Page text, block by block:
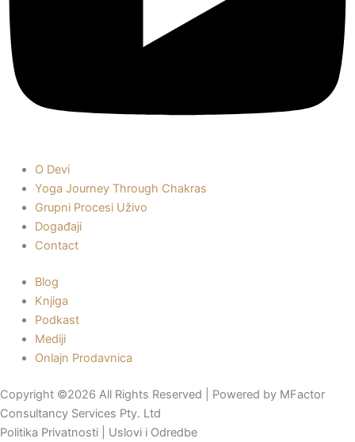
O Devi
Yoga Journey Through Chakras
Grupni Procesi Uživo
Događaji
Contact
Blog
Knjiga
Podkast
Mediji
Onlajn Prodavnica
Copyright ©2026 All Rights Reserved | Powered by MFactor
Consultancy Services Pty. Ltd
Politika Privatnosti
Uslovi i Odredbe